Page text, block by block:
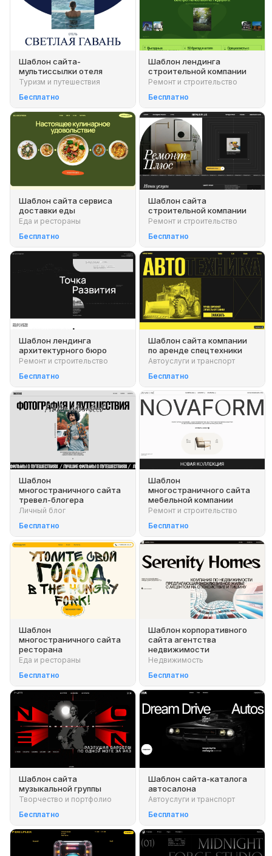
Шаблон сайта-
мультиссылки отеля
Туризм и путешествия
Бесплатно
Шаблон лендинга
строительной компании
Ремонт и строительство
Бесплатно
Шаблон сайта сервиса
доставки еды
Еда и рестораны
Бесплатно
Шаблон сайта
строительной компании
Ремонт и строительство
Бесплатно
Шаблон лендинга
архитектурного бюро
Ремонт и строительство
Бесплатно
Шаблон сайта компании
по аренде спецтехники
Автоуслуги и транспорт
Бесплатно
Шаблон
многостраничного сайта
тревел-блогера
Личный блог
Бесплатно
Шаблон
многостраничного сайта
мебельной компании
Ремонт и строительство
Бесплатно
Шаблон
многостраничного сайта
ресторана
Еда и рестораны
Бесплатно
Шаблон корпоративного
сайта агентства
недвижимости
Недвижимость
Бесплатно
Шаблон сайта
музыкальной группы
Творчество и портфолио
Бесплатно
Шаблон сайта-каталога
автосалона
Автоуслуги и транспорт
Бесплатно